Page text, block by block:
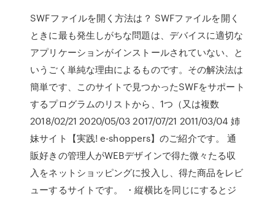
SWFファイルを開く方法は？ SWFファイルを開く
ときに最も発生しがちな問題は、デバイスに適切な
アプリケーションがインストールされていない、と
いうごく単純な理由によるものです。その解決法は
簡単です、このサイトで見つかったSWFをサポート
するプログラムのリストから、1つ（又は複数
2018/02/21 2020/05/03 2017/07/21 2011/03/04 姉
妹サイト【実践! e-shoppers】のご紹介です。 通
販好きの管理人がWEBデザインで得た微々たる収
入をネットショッピングに投入し、得た商品をレビ
ューするサイトです。 ・縦横比を同じにするとジ